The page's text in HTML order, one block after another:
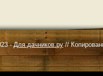
-Для дачников.ру//